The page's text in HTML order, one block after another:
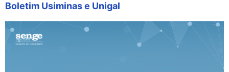
Boletim Usiminas e Unigal